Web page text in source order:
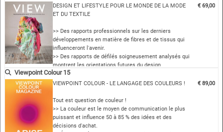
pouvez construire votre saison
>> Des thèmes de couleurs coordonnés au niveau
>> Des aperçus complet…
DESIGN ET LIFESTYLE POUR LE MONDE DE LA MODE
ET DU TEXTILE
>> Des rapports professionnels sur les derniers
développements en matière de fibres et de tissus qui
influenceront l'avenir.
>> Des rapports de défilés soigneusement analysés qui
montrent les orientations futures du design
>> Des concepts et des sources sur lesquels vous
pouvez construire votre saison
international
>> Des aperçus complet…
€ 69,00
Viewpoint Colour 15
VIEWPOINT COLOUR - LE LANGAGE DES COULEURS !
Tout est question de couleur !
>> La couleur est le moyen de communication le plus
puissant et influence 50 à 85 % des idées et des
décisions d'achat.
€ 89,00